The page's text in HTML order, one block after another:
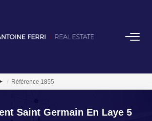
ACHETER
Référence 1855
Saint Germain En Laye 5